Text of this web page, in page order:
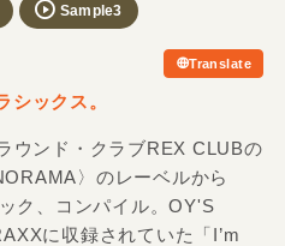
Sample3
Translate
ックス。
ウンド・クラブREX CLUBの
〉のレーベルから
ク、コンパイル。OY'S
に収録されていた「I’m